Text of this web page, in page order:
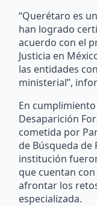
“Querétaro es
han logrado
acuerdo con el
Justicia en
las entidades
ministerial”,
En
Desaparición
cometida por
de Búsqueda de
institución
que cuentan
afrontar los
especializada.